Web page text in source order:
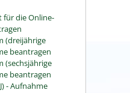
für die Online-
(dreijährige
beantragen
(sechsjährige
beantragen
- Aufnahme